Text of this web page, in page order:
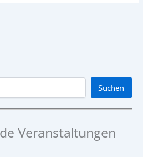
Suchen
Veranstaltungen